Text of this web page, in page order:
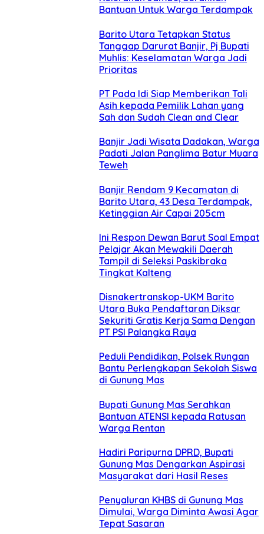
Bantuan Untuk Warga Terdampak
Barito Utara Tetapkan Status
Tanggap Darurat Banjir, Pj Bupati
Muhlis: Keselamatan Warga Jadi
Prioritas
PT Pada Idi Siap Memberikan Tali
Asih kepada Pemilik Lahan yang
Sah dan Sudah Clean and Clear
Banjir Jadi Wisata Dadakan, Warga
Padati Jalan Panglima Batur Muara
Teweh
Banjir Rendam 9 Kecamatan di
Barito Utara, 43 Desa Terdampak,
Ketinggian Air Capai 205cm
Ini Respon Dewan Barut Soal Empat
Pelajar Akan Mewakili Daerah
Tampil di Seleksi Paskibraka
Tingkat Kalteng
Disnakertranskop-UKM Barito
Utara Buka Pendaftaran Diksar
Sekuriti Gratis Kerja Sama Dengan
PT PSI Palangka Raya
Peduli Pendidikan, Polsek Rungan
Bantu Perlengkapan Sekolah Siswa
di Gunung Mas
Bupati Gunung Mas Serahkan
Bantuan ATENSI kepada Ratusan
Warga Rentan
Hadiri Paripurna DPRD, Bupati
Gunung Mas Dengarkan Aspirasi
Masyarakat dari Hasil Reses
Penyaluran KHBS di Gunung Mas
Dimulai, Warga Diminta Awasi Agar
Tepat Sasaran